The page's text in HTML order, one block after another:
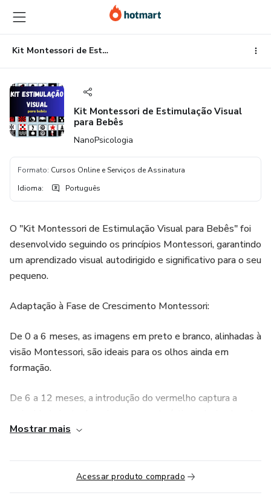
para
o
conteúdo
principal
para
o
pagamento
para
o
rodapé
Kit Montessori de Estimulação Visual para Bebês
Kit Montessori de Estimulação Visual
para Bebês
NanoPsicologia
Formato: Cursos Online e Serviços de Assinatura
Idioma: Português
O "Kit Montessori de Estimulação Visual para Bebês" foi
desenvolvido seguindo os princípios Montessori, garantindo
um aprendizado visual autodirigido e significativo para o seu
pequeno.
Adaptação à Fase de Crescimento Montessori:
De 0 a 6 meses, as imagens em preto e branco, alinhadas à
visão Montessori, são ideais para os olhos ainda em
formação.
De 6 a 12 meses, a introdução do vermelho captura a
método Montessori.
De 12 a 24 meses, as imagens coloridas e detalhadas
estimulam o desenvolvimento cognitivo, seguindo a
progressão Montessori.
Mostrar mais
Acessar produto comprado